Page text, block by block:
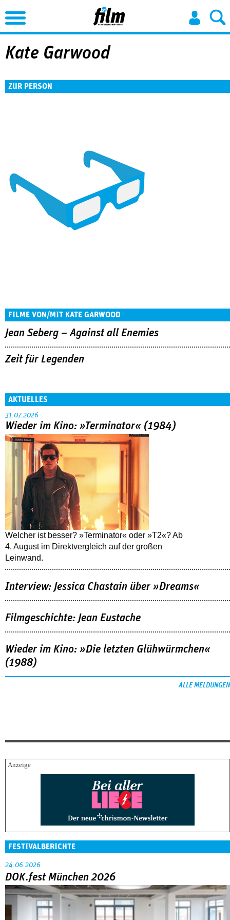
Jump to Navigation
Kate Garwood
ZUR PERSON
FILME VON/MIT KATE GARWOOD
Jean Seberg – Against all Enemies
Zeit für Legenden
AKTUELLES
31.07.2026
Wieder im Kino: »Terminator« (1984)
Welcher ist besser? »Terminator« oder »T2«? Ab
4. August im Direktvergleich auf der großen
Leinwand.
Interview: Jessica Chastain über »Dreams«
Filmgeschichte: Jean Eustache
Wieder im Kino: »Die letzten Glühwürmchen«
(1988)
ALLE MELDUNGEN
FESTIVALBERICHTE
24.06.2026
DOK.fest München 2026